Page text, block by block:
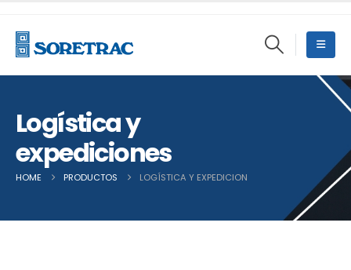
Logística y
expediciones
HOME PRODUCTOS LOGÍSTICA Y EXPEDICIONES